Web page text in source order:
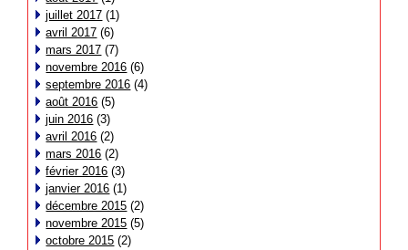
juillet 2017 (1)
avril 2017 (6)
mars 2017 (7)
novembre 2016 (6)
septembre 2016 (4)
août 2016 (5)
juin 2016 (3)
avril 2016 (2)
mars 2016 (2)
février 2016 (3)
janvier 2016 (1)
décembre 2015 (2)
novembre 2015 (5)
octobre 2015 (2)